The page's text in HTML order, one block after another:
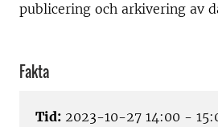
publicering och arkivering av
Fakta
Tid: 2023-10-27 14:00 -